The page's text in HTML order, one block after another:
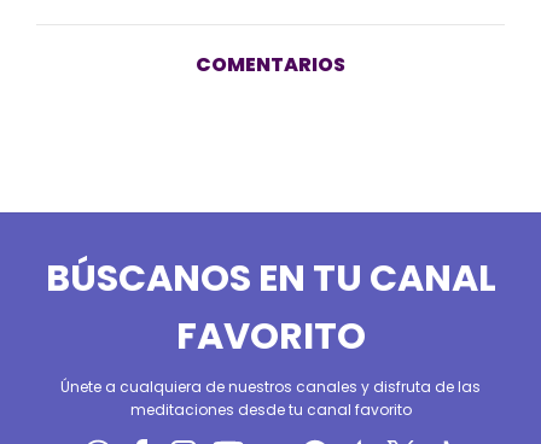
COMENTARIOS
BÚSCANOS EN TU CANAL
FAVORITO
Únete a cualquiera de nuestros canales y disfruta de las
meditaciones desde tu canal favorito